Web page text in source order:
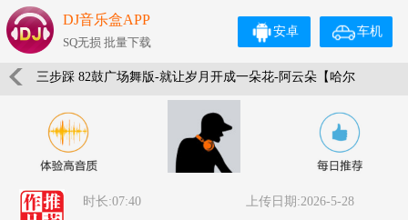
DJ音乐盒APP
SQ无损 批量下载
车机
安卓
三步踩 82鼓广场舞版-就让岁月开成一朵花-阿云朵【哈尔
滨DJ旗总音乐工作室独家制作】
时长:07:40
上传日期:2026-5-28